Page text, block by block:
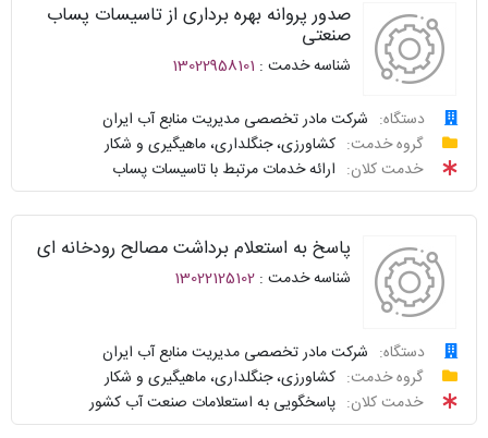
صدور پروانه بهره برداری از تاسیسات پساب
صنعتی
شناسه خدمت : 13022958101
دستگاه:
شرکت مادر تخصصی مدیریت منابع آب ایران
گروه خدمت:
کشاورزی، جنگلداری، ماهیگیری و شکار
خدمت کلان:
ارائه خدمات مرتبط با تاسیسات پساب
درخواست
پیگیری
واحد
پاسخگو
توافقنامه
پاسخ به استعلام برداشت مصالح رودخانه ای
شناسه خدمت : 13022125102
دستگاه:
شرکت مادر تخصصی مدیریت منابع آب ایران
گروه خدمت:
کشاورزی، جنگلداری، ماهیگیری و شکار
خدمت کلان:
پاسخگویی به استعلامات صنعت آب کشور
درخواست
پیگیری